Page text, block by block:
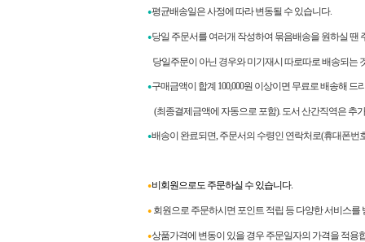
●평균배송일은 사정에 따라 변동될 수 있습니다.
●당일 주문서를 여러개 작성하여 묶음배송을 원하실
당일주문이 아닌 경우와 미기재시 따로따로 배송되는
●구매금액이 합계 100,000원 이상이면 무료로 배송해 드
(최종결제금액에 자동으로 포함). 도서 산간직역은 추
●배송이 완료되면, 주문서의 수령인 연락처로(휴대폰번
●비회원으로도 주문하실 수 있습니다.
● 회원으로 주문하시면 포인트 적립 등 다양한 서비스를
●상품가격에 변동이 있을 경우 주문일자의 가격을 적용